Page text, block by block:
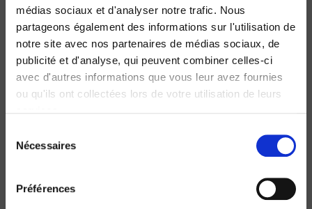
médias sociaux et d'analyser notre trafic. Nous
partageons également des informations sur l'utilisation de
notre site avec nos partenaires de médias sociaux, de
publicité et d'analyse, qui peuvent combiner celles-ci
avec d'autres informations que vous leur avez fournies
ou qu'ils ont collectées lors de votre utilisation de leurs
Nécessaires
Préférences
Cabinets et conseillers de l'exécutif